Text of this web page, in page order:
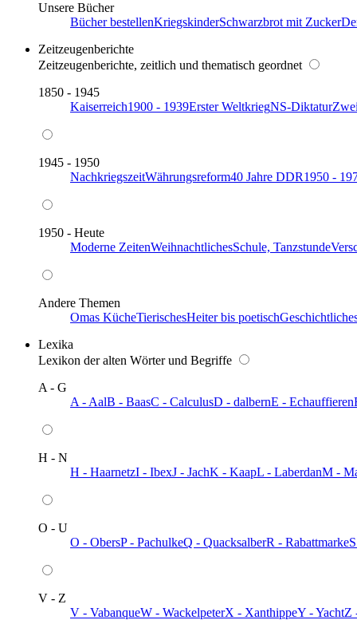
Unsere Bücher
Bücher bestellenKriegskinderSchwarzbrot mit Zucker
Zeitzeugenberichte
Zeitzeugenberichte, zeitlich und thematisch geordnet
1850 - 1945
Kaiserreich1900 - 1939Erster WeltkriegNS-Diktatur
1945 - 1950
NachkriegszeitWährungsreform40 Jahre DDR1950 -
1950 - Heute
Moderne ZeitenWeihnachtlichesSchule, Tanzstunde
Andere Themen
Omas KücheTierischesHeiter bis poetisch
Lexika
Lexikon der alten Wörter und Begriffe
A - G
A - AalB - BaasC - CalculusD - dalbernE - Echauffieren
H - N
H - HaarnetzI - IbexJ - JachK - KaapL - LaberdanM -
O - U
O - ObersP - PachulkeQ - QuacksalberR - Rabattmarke
V - Z
V - VabanqueW - WackelpeterX - XanthippeY - YachtZ